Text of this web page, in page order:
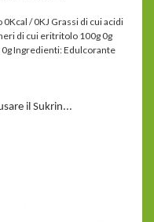
/ 0KJ Grassi di cui acidi
di cui eritritolo 100g 0g
0g Ingredienti: Edulcorante
il Sukrin...